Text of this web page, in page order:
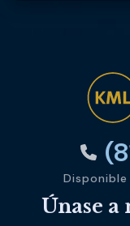
Únase